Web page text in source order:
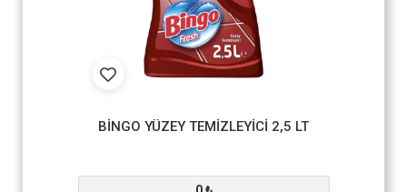
BİNGO YÜZEY TEMİZLEYİCİ 2,5 LT